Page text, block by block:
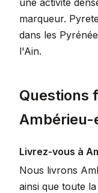
une activité
marqueur.
dans les
l'Ain.
Questions
Livrez-vous à
Nous livrons
ainsi que toute